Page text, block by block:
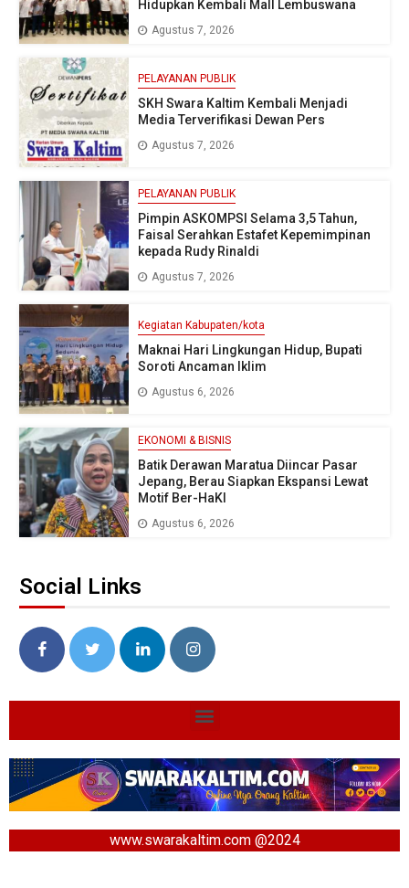
Hidupkan Kembali Mall Lembuswana
Agustus 7, 2026
PELAYANAN PUBLIK
SKH Swara Kaltim Kembali Menjadi
Media Terverifikasi Dewan Pers
Agustus 7, 2026
PELAYANAN PUBLIK
Pimpin ASKOMPSI Selama 3,5 Tahun,
Faisal Serahkan Estafet Kepemimpinan
kepada Rudy Rinaldi
Agustus 7, 2026
Kegiatan Kabupaten/kota
Maknai Hari Lingkungan Hidup, Bupati
Soroti Ancaman Iklim
Agustus 6, 2026
EKONOMI & BISNIS
Batik Derawan Maratua Diincar Pasar
Jepang, Berau Siapkan Ekspansi Lewat
Motif Ber-HaKI
Agustus 6, 2026
Social Links
www.swarakaltim.com @2024